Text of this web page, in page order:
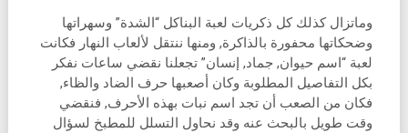
وماتزال كذلك كل ذكريات لعبة البناكل “الشدة” وسهراتها
وضحكاتها محفورة بالذاكرة, ومنها ننتقل لألعاب النهار فكانت
لعبة “اسم حيوان, جماد, إنسان” تجعلنا نقضي ساعات نفكر
بكل التفاصيل المطلوبة وكان أصعبها حرف الضاد والظاء,
فكان من الصعب أن تجد اسم نبات بهذه الأحرف, فنقضي
وقت طويل بالبحث عنه وقد نحاول التسلل للمطبخ لسؤال